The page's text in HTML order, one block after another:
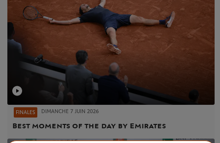
FINALES DIMANCHE 7 JUIN 2026
Best moments of the day by Emirates